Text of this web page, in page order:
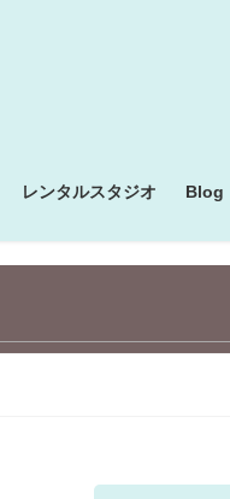
レンタルスタジオ Blog